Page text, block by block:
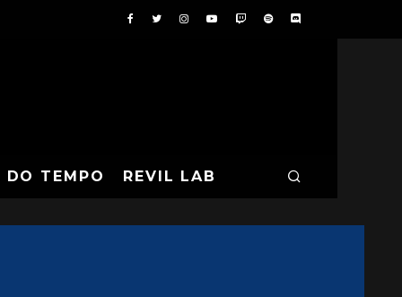
DO TEMPO REVIL LAB